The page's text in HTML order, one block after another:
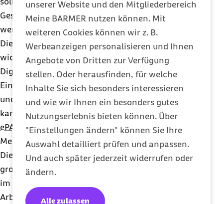
unserer Website und den Mitgliederbereich
Meine BARMER nutzen können. Mit
weiteren Cookies können wir z. B.
Werbeanzeigen personalisieren und Ihnen
Angebote von Dritten zur Verfügung
stellen. Oder herausfinden, für welche
Inhalte Sie sich besonders interessieren
und wie wir Ihnen ein besonders gutes
Nutzungserlebnis bieten können. Über
"Einstellungen ändern" können Sie Ihre
Auswahl detailliert prüfen und anpassen.
Und auch später jederzeit widerrufen oder
ändern.
Alle zulassen
Gesundheits- und Notfallzentren gefördert
werden.
Die zukünftigen Koalitionspartner setzen ein
wichtiges Zeichen für den Ausbau der
Digitalisierung. Durch die beschleunigte
Einführung der elektronischen Patientenakte (
und die Umstellung auf einOpt-out-Verfahren
kann die Anzahl der Versicherten mit einer eigenen
ePA
erheblich vergrößert werden, so dass mehr
Menschen von den Vorteilen der ePAprofitieren.
Die Vorhaben zur Pflege nehmen angesichts der
großen Herausforderungen zu Recht breiten Raum
im Koalitionsvertrag ein. Die Verbesserung der
Arbeitsbedingungen für Pflegekräfte ist dringend